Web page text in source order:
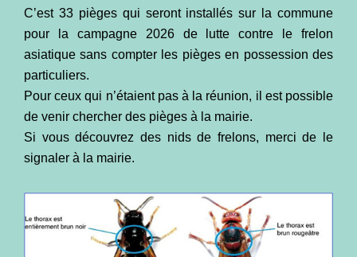
C’est 33 pièges qui seront installés sur la commune
pour la campagne 2026 de lutte contre le frelon
asiatique sans compter les pièges en possession des
particuliers.
Pour ceux qui n’étaient pas à la réunion, il est possible
de venir chercher des pièges à la mairie.
Si vous découvrez des nids de frelons, merci de le
signaler à la mairie.